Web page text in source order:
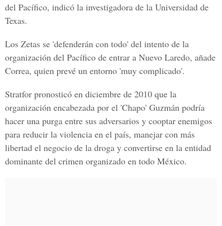
del Pacífico, indicó la investigadora de la Universidad de
Texas.
Los Zetas se 'defenderán con todo' del intento de la
organización del Pacífico de entrar a Nuevo Laredo, añade
Correa, quien prevé un entorno 'muy complicado'.
Stratfor pronosticó en diciembre de 2010 que la
organización encabezada por el 'Chapo' Guzmán podría
hacer una purga entre sus adversarios y cooptar enemigos
para reducir la violencia en el país, manejar con más
libertad el negocio de la droga y convertirse en la entidad
dominante del crimen organizado en todo México.